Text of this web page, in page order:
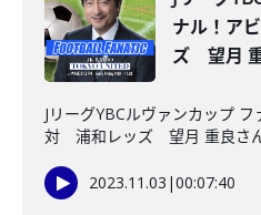
ナル！ア
ズ 望月 重
JリーグYBCルヴァンカップ
対 浦和レッズ 望月 重良さん
2023.11.03 |00:07:40